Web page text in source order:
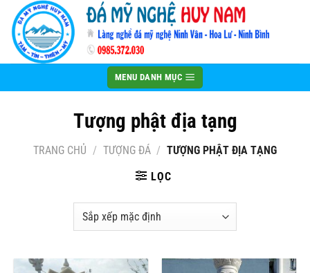
qua
nội
MENU DANH MỤC
Tượng phật địa tạng
TRANG CHỦ / TƯỢNG ĐÁ / TƯỢNG PHẬT ĐỊA TẠNG
LỌC